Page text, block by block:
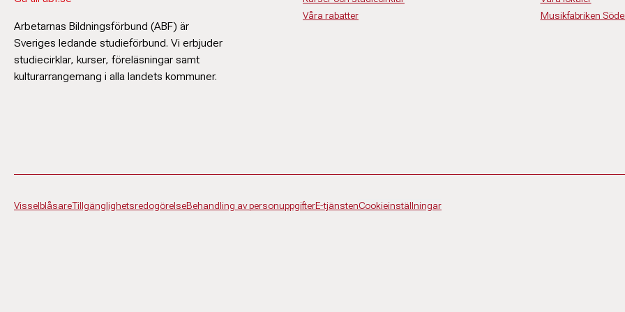
Arbetarnas Bildningsförbund (ABF) är
Sveriges ledande studieförbund. Vi erbjuder
studiecirklar, kurser, föreläsningar samt
kulturarrangemang i alla landets kommuner.
Våra rabatter
Musikfabriken
VisselblåsareTillgänglighetsredogörelseBehandling av personuppgifterE-tjänstenCookieinställningar